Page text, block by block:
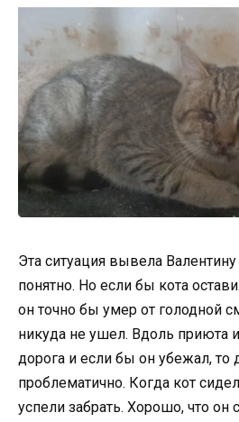
Эта ситуация вывела
понятно. Но если бы кота
он точно бы умер от голодной
никуда не ушел. Вдоль приюта
дорога и если бы он убежал, то
проблематично. Когда кот
успели забрать. Хорошо, что он